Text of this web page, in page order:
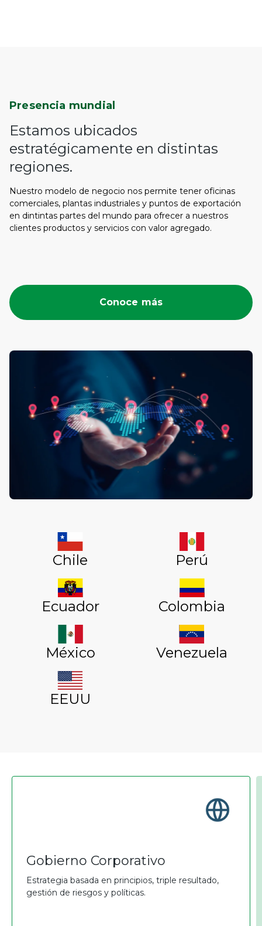
Presencia mundial
Estamos ubicados
estratégicamente en distintas
regiones.
Nuestro modelo de negocio nos permite tener oficinas
comerciales, plantas industriales y puntos de exportación
en dintintas partes del mundo para ofrecer a nuestros
clientes productos y servicios con valor agregado.
Conoce más
Chile Perú
Ecuador Colombia
México Venezuela
EEUU
Gobierno Corporativo
Estrategia basada en principios, triple resultado,
gestión de riesgos y políticas.